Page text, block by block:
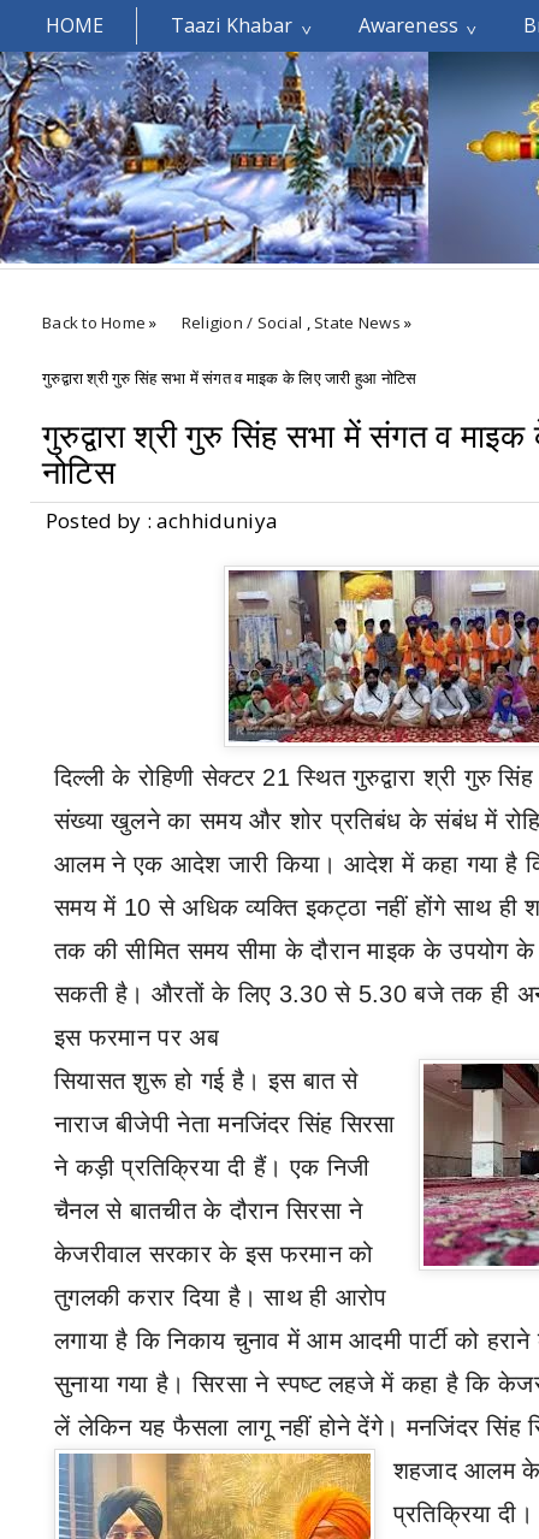
HOME Taazi Khabar Awareness
Welcomes You.....
Back to Home » Religion / Social , State News »
गुरुद्वारा श्री गुरु सिंह सभा में संगत व माइक के लिए जारी हुआ नोटिस
गुरुद्वारा श्री गुरु सिंह सभा में संगत व
नोटिस
Posted by : achhiduniya
दिल्ली के रोहिणी सेक्टर 21 स्थित गुरुद्वारा श्री गुरु
संख्या खुलने का समय और शोर प्रतिबंध के संबंध में
आलम ने एक आदेश जारी किया। आदेश में कहा गया है
समय में 10 से अधिक व्यक्ति इकट्ठा नहीं होंगे साथ ही
तक की सीमित समय सीमा के दौरान माइक के उपयोग के
सकती है। औरतों के लिए 3.30से 5.30बजे तक ही
इस फरमान पर अब
सियासत शुरू हो गई है। इस बात से
नाराज बीजेपी नेता मनजिंदर सिंह सिरसा
ने कड़ी प्रतिक्रिया दी हैं।एक निजी
चैनल से बातचीत के दौरानसिरसा ने
केजरीवाल सरकार के इस फरमान को
तुगलकी करार दिया है। साथ ही आरोप
लगाया है कि निकाय चुनाव में आम आदमी पार्टी को
सुनाया गया है। सिरसा ने स्पष्ट लहजे में कहा है कि
लें लेकिन यह फैसला लागू नहीं होने देंगे। मनजिंदर सिंह
शहजादआलम के
प्रतिक्रिया